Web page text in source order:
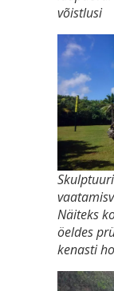
võistlusi
Näiteks
öeldes
kenasti